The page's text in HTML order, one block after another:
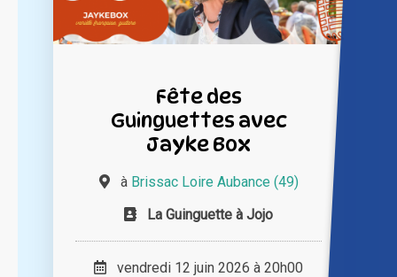
Fête des
Guinguettes avec
Jayke Box
à Brissac Loire Aubance (49)
La Guinguette à Jojo
vendredi 12 juin 2026 à 20h00